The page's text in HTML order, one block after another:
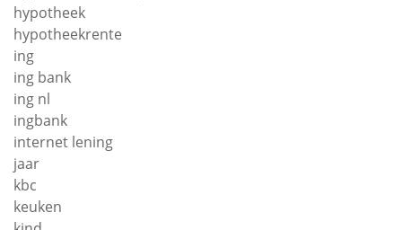
hypotheek
hypotheekrente
ing
ing bank
ing nl
ingbank
internet lening
jaar
kbc
keuken